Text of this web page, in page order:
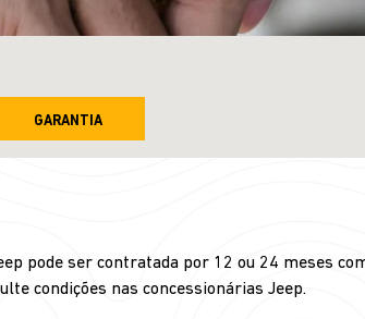
GARANTIA
pode ser contratada por 12 ou 24 meses
condições nas concessionárias Jeep.